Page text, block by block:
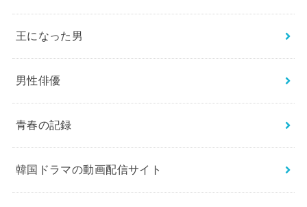
王になった男
男性俳優
青春の記録
韓国ドラマの動画配信サイト